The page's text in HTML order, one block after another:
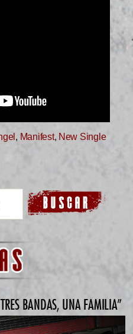
, Manifest, New Single
BANDAS, UNA FAMILIA”